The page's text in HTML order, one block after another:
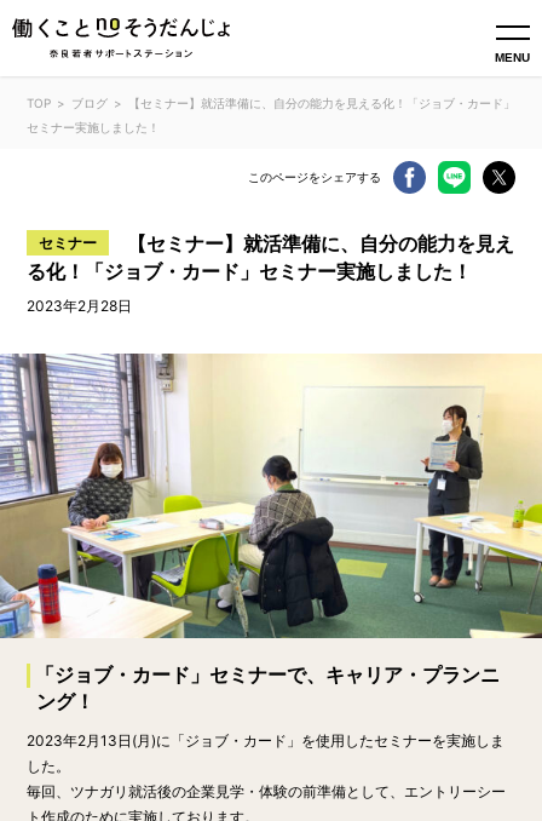
MENU
TOP ブログ
【セミナー】就活準備に、自分の能力を見える化！「ジョブ・カード」
セミナー実施しました！
このページをシェアする
セミナー
【セミナー】就活準備に、自分の能力を見え
る化！「ジョブ・カード」セミナー実施しました！
2023年2月28日
「ジョブ・カード」セミナーで、キャリア・プランニ
ング！
2023年2月13日(月)に「ジョブ・カード」を使用したセミナーを実施しま
した。
毎回、ツナガリ就活後の企業見学・体験の前準備として、エントリーシー
ト作成のために実施しております。